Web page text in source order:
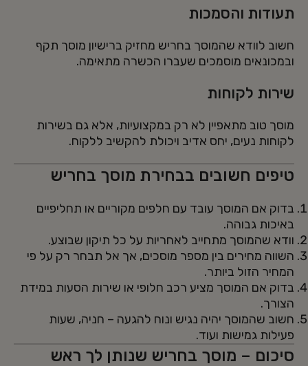
תעודות והסמכות
חשוב לוודא שהמוסך בחריש מחזיק ברישיון מוסך תקף
ובמכונאים מוסמכים שעברו הכשרה מתאימה.
שירות לקוחות
מוסך טוב מתאפיין לא רק במקצועיות, אלא גם בשירות
לקוחות נעים, יחס אדיב ויכולת להקשיב ללקוח.
טיפים חשובים בבחירת מוסך בחריש
בדוק אם המוסך עובד עם חלפים מקוריים או תחליפיים
באיכות גבוהה.
וודא שהמוסך מתחייב לאחריות על כל תיקון שבוצע.
השווה מחירים בין מספר מוסכים, אך אל תבחר רק על פי
המחיר הזול ביותר.
בדוק אם המוסך מציע רכב חלופי או שירות הסעות במידת
הצורך.
חשוב שהמוסך יהיה נגיש ונוח להגעה – חניה, שעות
פעילות גמישות ועוד.
סיכום – מוסך בחריש שנותן לך ראש